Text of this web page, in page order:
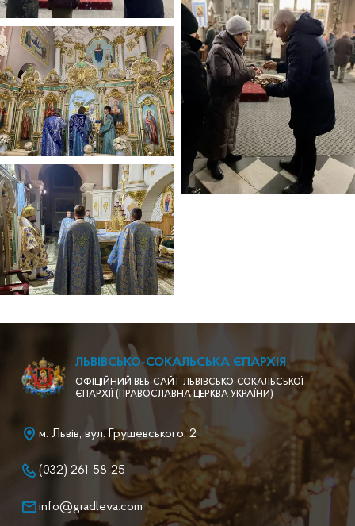
ЛЬВІВСЬКО-СОКАЛЬСЬКА ЄПАРХІЯ
ОФІЦІЙНИЙ ВЕБ-САЙТ ЛЬВІВСЬКО-СОКАЛЬСЬКОЇ
ЄПАРХІЇ (ПРАВОСЛАВНА ЦЕРКВА УКРАЇНИ)
м. Львів, вул. Грушевського, 2
(032) 261-58-25
info@gradleva.com